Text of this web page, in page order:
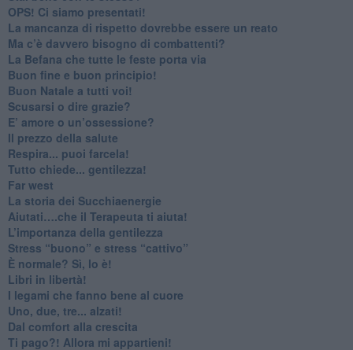
​OPS! Ci siamo presentati!
​La mancanza di rispetto dovrebbe essere un reato
​Ma c’è davvero bisogno di combattenti?
​La Befana che tutte le feste porta via
Buon fine e buon principio!
​Buon Natale a tutti voi!
​Scusarsi o dire grazie?
​E’ amore o un’ossessione?
​Il prezzo della salute
​Respira... puoi farcela!
​Tutto chiede... gentilezza!
​Far west
​La storia dei Succhiaenergie
​Aiutati….che il Terapeuta ti aiuta!
​L’importanza della gentilezza
​Stress “buono” e stress “cattivo”
​È normale? Sì, lo è!
​Libri in libertà!
​I legami che fanno bene al cuore
Uno, due, tre... alzati!​
​Dal comfort alla crescita
​Ti pago?! Allora mi appartieni!​